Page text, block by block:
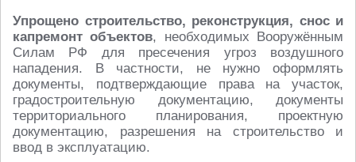
Упрощено строительство, реконструкция, снос и
капремонт объектов, необходимых Вооружённым
Силам РФ для пресечения угроз воздушного
нападения. В частности, не нужно оформлять
документы, подтверждающие права на участок,
градостроительную документацию, документы
территориального планирования, проектную
документацию, разрешения на строительство и
ввод в эксплуатацию.